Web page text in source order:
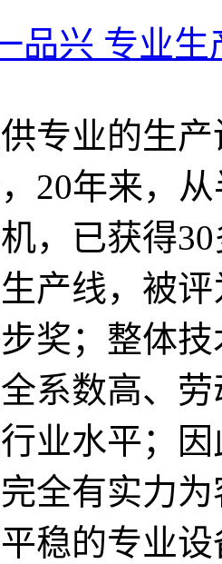
品兴 专业生
专业的生
20年来，
，已获得
产线，被
奖；整体
系数高、
业水平；
全有实力
稳的专业